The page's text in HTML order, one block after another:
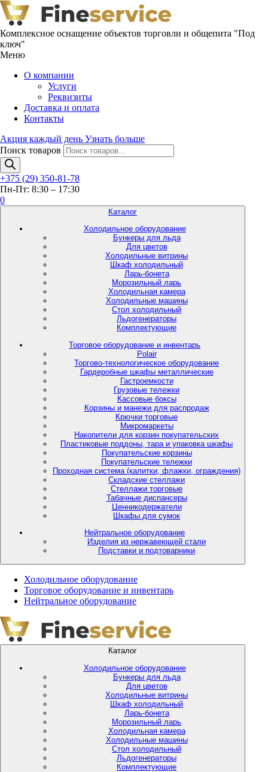
Комплексное оснащение объектов торговли и общепита "Под
ключ"
Меню
О компании
Услуги
Реквизиты
Доставка и оплата
Контакты
Акция каждый день Узнать больше
Поиск товаров
+375 (29) 350-81-78
Пн-Пт: 8:30 – 17:30
0
Каталог
Холодильное оборудование
Бункеры для льда
Для цветов
Холодильные витрины
Шкаф холодильный
Ларь-бонета
Морозильный ларь
Холодильная камера
Холодильные машины
Стол холодильный
Льдогенераторы
Комплектующие
Торговое оборудование и инвентарь
Polair
Торгово-технологическое оборудование
Гардеробные шкафы металлические
Гастроемкости
Грузовые тележки
Кассовые боксы
Корзины и манежи для распродаж
Крючки торговые
Микромаркеты
Накопители для корзин покупательских
Пластиковые поддоны, тара и упаковка шкафы
Покупательские корзины
Покупательские тележки
Проходная система (калитки, флажки, ограждения)
Складские стеллажи
Стеллажи торговые
Табачные диспансеры
Ценникодержатели
Шкафы для сумок
Нейтральное оборудование
Изделия из нержавеющей стали
Подставки и подтоварники
Холодильное оборудование
Торговое оборудование и инвентарь
Нейтральное оборудование
Каталог
Холодильное оборудование
Бункеры для льда
Для цветов
Холодильные витрины
Шкаф холодильный
Ларь-бонета
Морозильный ларь
Холодильная камера
Холодильные машины
Стол холодильный
Льдогенераторы
Комплектующие